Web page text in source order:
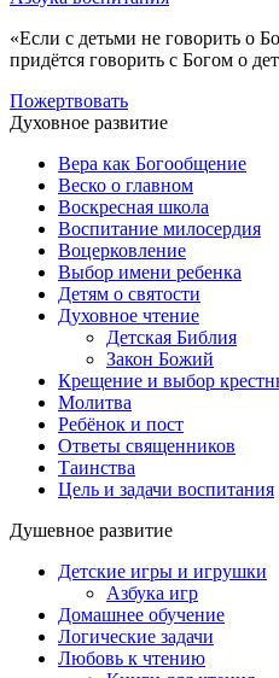
«Если с детьми не говорить о
придётся говорить с Богом о
Пожертвовать
Духовное развитие
Вера как Богообщение
Веско о главном
Воскресная школа
Воспитание милосердия
Воцерковление
Выбор имени ребенка
Детям о святости
Духовное чтение
Детская Библия
Закон Божий
Крещение и выбор
Молитва
Ребёнок и пост
Ответы священников
Таинства
Цель и задачи воспитания
Душевное развитие
Детские игры и игрушки
Азбука игр
Домашнее обучение
Логические задачи
Любовь к чтению